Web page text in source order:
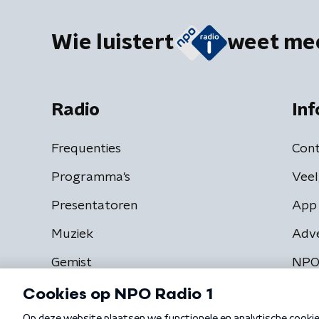
Wie luistert weet
Radio
Frequenties
Programma's
Presentatoren
Muziek
Gemist
App